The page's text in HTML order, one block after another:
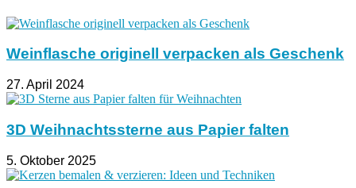
Weinflasche originell verpacken als Geschenk
27. April 2024
3D Weihnachtssterne aus Papier falten
5. Oktober 2025